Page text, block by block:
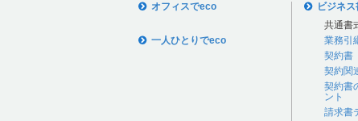
オフィスでeco
一人ひとりでeco
ビジネ
共通書
業務引
契約書
契約関
契約書
ント
請求書